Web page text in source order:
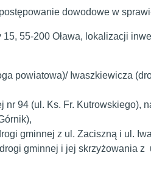
dowodowe w
55-200 Oława, lokalizacji
powiatowa)/ Iwaszkiewicza
94 (ul. Ks. Fr. Kutrowskiego),
gminnej z ul. Zaciszną i ul.
gminnej i jej skrzyżowania z